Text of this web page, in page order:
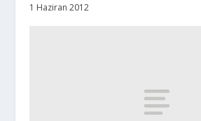
1 Haziran 2012